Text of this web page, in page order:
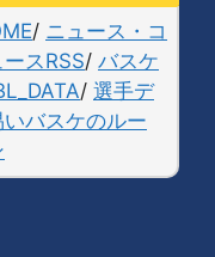
/ ニュース・コ
スRSS/ バスケ
/ 選手デ
バスケのルー